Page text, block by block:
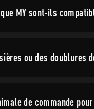
MY sont-ils
ou des doublures
de commande